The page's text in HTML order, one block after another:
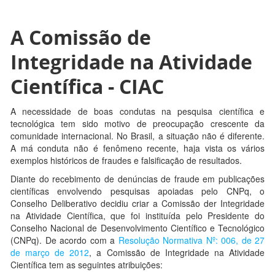
A Comissão de
Integridade na Atividade
Científica - CIAC
A necessidade de boas condutas na pesquisa científica e
tecnológica tem sido motivo de preocupação crescente da
comunidade internacional. No Brasil, a situação não é diferente.
A má conduta não é fenômeno recente, haja vista os vários
exemplos históricos de fraudes e falsificação de resultados.
Diante do recebimento de denúncias de fraude em publicações
científicas envolvendo pesquisas apoiadas pelo CNPq, o
Conselho Deliberativo decidiu criar a Comissão der Integridade
na Atividade Científica, que foi instituída pelo Presidente do
Conselho Nacional de Desenvolvimento Científico e Tecnológico
(CNPq). De acordo com a Resolução Normativa Nº: 006, de 27
de março de 2012, a Comissão de Integridade na Atividade
Científica tem as seguintes atribuições: